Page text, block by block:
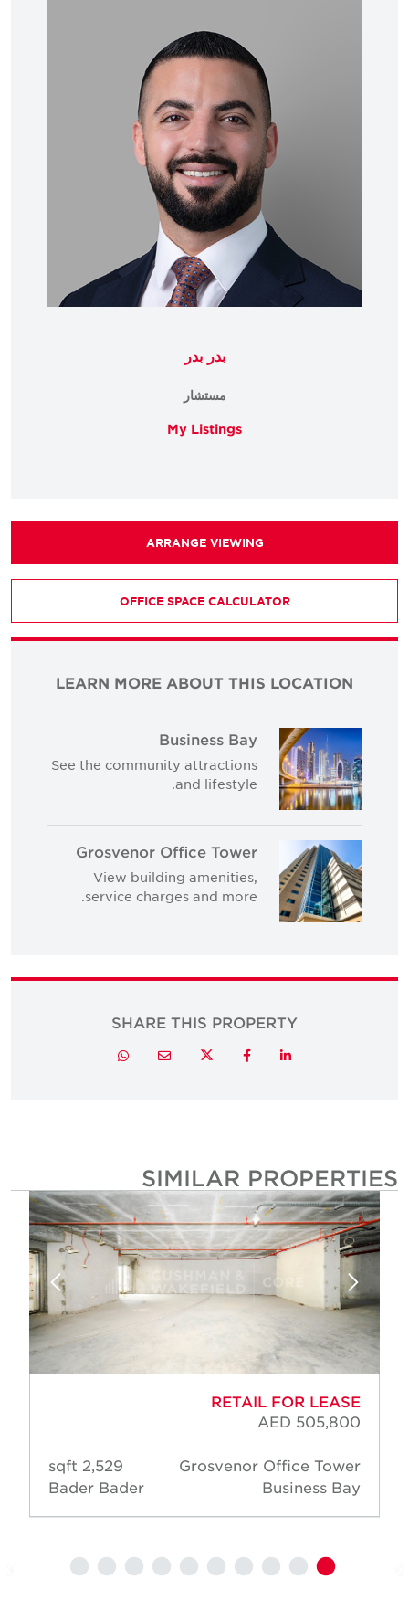
بدر بدر
مستشار
My Listings
ARRANGE VIEWING
OFFICE SPACE CALCULATOR
LEARN MORE ABOUT THIS LOCATION
Business Bay
See the community attractions
and lifestyle.
Grosvenor Office Tower
View building amenities,
service charges and more.
SHARE THIS PROPERTY
LinkedIn
Facebook
Twitter
Email
Whatsapp
SIMILAR PROPERTIES
RETAIL FOR LEASE
AED 505,800
Grosvenor Office Tower
Business Bay
2,529 sqft
Bader Bader